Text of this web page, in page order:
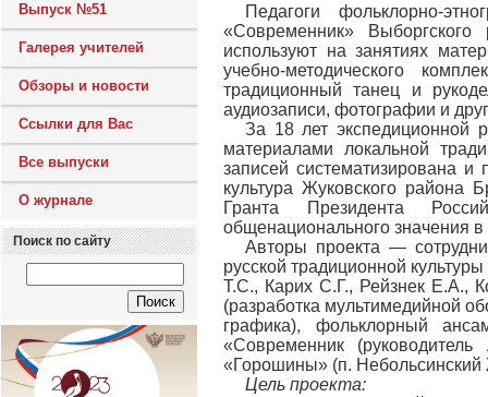
Выпуск №51
Галерея учителей
Обзоры и новости
Ссылки для Вас
Все выпуски
О журнале
Поиск по сайту
Педагоги фольклорно-
«Современник»
используют на занятиях
учебно-методического
традиционный танец и
аудиозаписи, фотографии и
За 18 лет экспедиционной
материалами локальной
записей систематизирована и
культура Жуковского района
Гранта Президента
общенационального значения в
Авторы проекта —
русской традиционной
Т.С., Карих С.Г., Рейзнек Е.А.,
(разработка мультимедийной
графика), фольклорный
«Современник
«Горошины» (п. Небольсинский
Цель проекта: